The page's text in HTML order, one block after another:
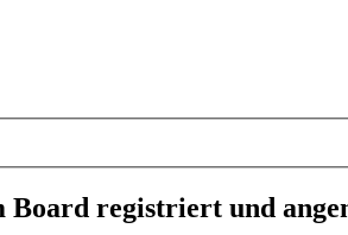
Board registriert und